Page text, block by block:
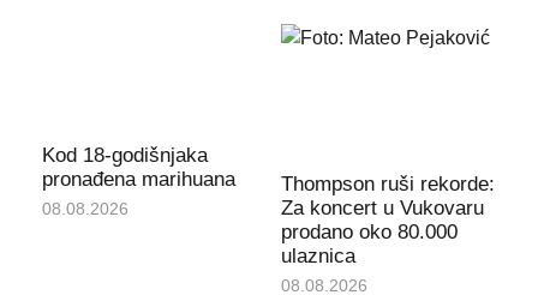
Kod 18-godišnjaka
pronađena marihuana
08.08.2026
Thompson ruši rekorde:
Za koncert u Vukovaru
prodano oko 80.000
ulaznica
08.08.2026